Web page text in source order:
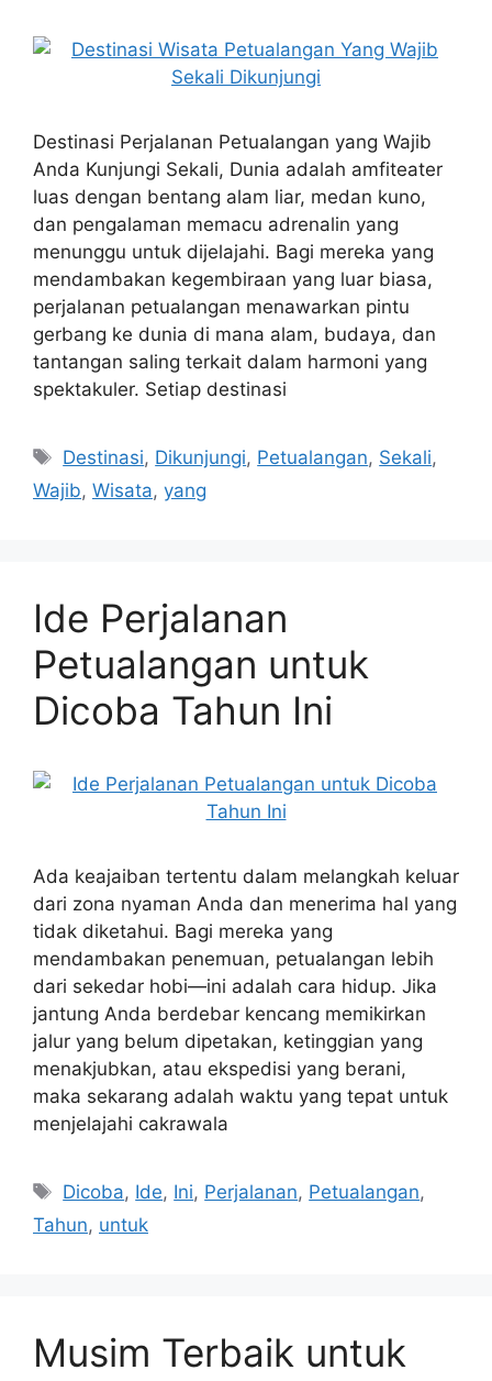
Destinasi Perjalanan Petualangan yang Wajib
Anda Kunjungi Sekali, Dunia adalah amfiteater
luas dengan bentang alam liar, medan kuno,
dan pengalaman memacu adrenalin yang
menunggu untuk dijelajahi. Bagi mereka yang
mendambakan kegembiraan yang luar biasa,
perjalanan petualangan menawarkan pintu
gerbang ke dunia di mana alam, budaya, dan
tantangan saling terkait dalam harmoni yang
spektakuler. Setiap destinasi
Tags
Destinasi, Dikunjungi, Petualangan, Sekali,
Wajib, Wisata, yang
Ide Perjalanan
Petualangan untuk
Dicoba Tahun Ini
Ada keajaiban tertentu dalam melangkah keluar
dari zona nyaman Anda dan menerima hal yang
tidak diketahui. Bagi mereka yang
mendambakan penemuan, petualangan lebih
dari sekedar hobi—ini adalah cara hidup. Jika
jantung Anda berdebar kencang memikirkan
jalur yang belum dipetakan, ketinggian yang
menakjubkan, atau ekspedisi yang berani,
maka sekarang adalah waktu yang tepat untuk
menjelajahi cakrawala
Tags
Dicoba, Ide, Ini, Perjalanan, Petualangan,
Tahun, untuk
Musim Terbaik untuk